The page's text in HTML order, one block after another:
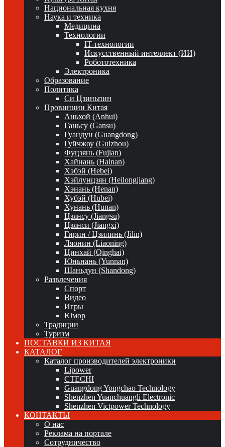
Национальная кухня
Наука и техника
Медицина
Технологии
IT-технологии
Искусственный интеллект (ИИ)
Робототехника
Электроника
Образование
Политика
Си Цзиньпин
Провинции Китая
Аньхой (Anhui)
Ганьсу (Gansu)
Гуандун (Guangdong)
Гуйчжоу (Guizhou)
Фуцзянь (Fujian)
Хайнань (Hainan)
Хэбэй (Hebei)
Хэйлунцзян (Heilongjiang)
Хэнань (Henan)
Хубэй (Hubei)
Хунань (Hunan)
Цзянсу (Jiangsu)
Цзянси (Jiangxi)
Гирин / Цзилинь (Jilin)
Ляонин (Liaoning)
Цинхай (Qinghai)
Юньнань (Yunnan)
Шаньдун (Shandong)
Развлечения
Спорт
Видео
Игры
Юмор
Традиции
Туризм
ПОСТАВКИ ИЗ КИТАЯ
КАТАЛОГ
Каталог производителей электроники
Lipower
CTECHI
Guangdong Yongchao Technology
Shenzhen Yuanchuangli Electronic
Shenzhen Victpower Technology
КОНТАКТЫ
О нас
Реклама на портале
Сотрудничество